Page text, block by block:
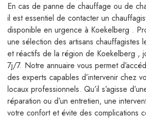
En cas de panne de chauffage ou de
il est essentiel de contacter un
disponible en urgence à Koekelberg .
une sélection des artisans chauffagistes
et réactifs de la région de Koekelberg ,
7j/7. Notre annuaire vous permet
des experts capables d’intervenir chez
locaux professionnels. Qu’il s’agisse
réparation ou d’un entretien, une
votre confort et évite des complications